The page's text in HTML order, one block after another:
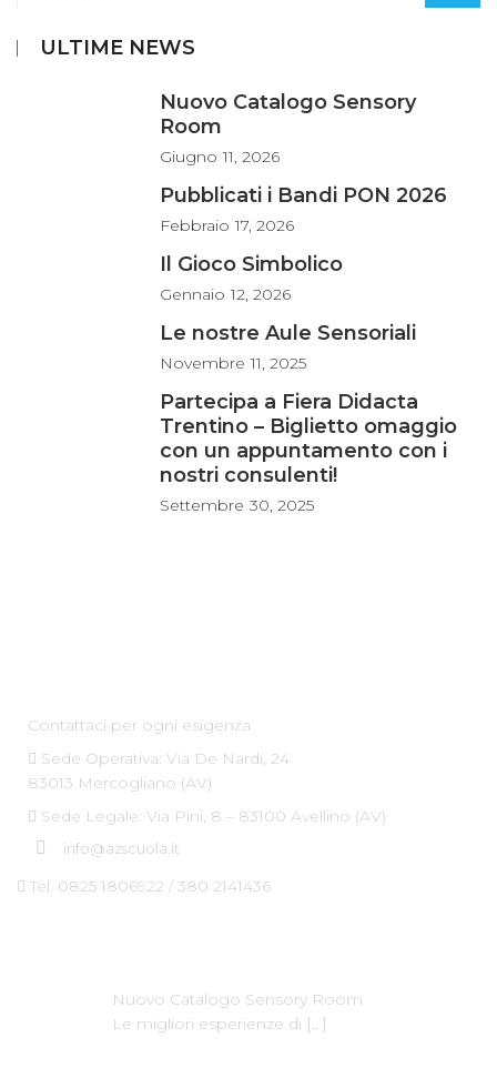
ULTIME NEWS
Nuovo Catalogo Sensory
Room
Giugno 11, 2026
Pubblicati i Bandi PON 2026
Febbraio 17, 2026
Il Gioco Simbolico
Gennaio 12, 2026
Le nostre Aule Sensoriali
Novembre 11, 2025
Partecipa a Fiera Didacta
Trentino – Biglietto omaggio
con un appuntamento con i
nostri consulenti!
Settembre 30, 2025
Contattaci per ogni esigenza
Sede Operativa: Via De Nardi, 24
83013 Mercogliano (AV)
Sede Legale: Via Pini, 8 – 83100 Avellino (AV)
info@azscuola.it
Tel. 0825 1806922 / 380 2141436
Nuovo Catalogo Sensory Room
Le migliori esperienze di […]